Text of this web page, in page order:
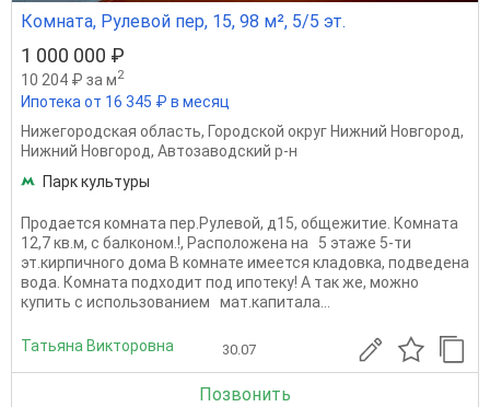
Комната, Рулевой пер, 15, 98 м², 5/5 эт.
1 000 000 ₽
10 204 ₽ за м2
Ипотека от 16 345 ₽ в месяц
Нижегородская область, Городской округ Нижний Новгород,
Нижний Новгород, Автозаводский р-н
Парк культуры
Продается комната пер.Рулевой, д15, общежитие. Комната
12,7 кв.м, с балконом.!, Расположена на 5 этаже 5-ти
эт.кирпичного дома В комнате имеется кладовка, подведена
вода. Комната подходит под ипотеку! А так же, можно
купить с использованием мат.капитала...
Татьяна Викторовна 30.07
Позвонить